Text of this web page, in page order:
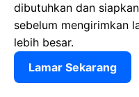
dibutuhkan dan
sebelum mengirimkan
lebih besar.
Lamar Sekarang